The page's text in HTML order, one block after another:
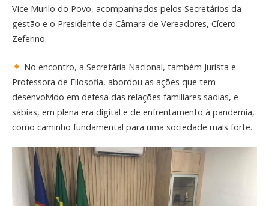
Vice Murilo do Povo, acompanhados pelos Secretários da
gestão e o Presidente da Câmara de Vereadores, Cícero
Zeferino.
No encontro, a Secretária Nacional, também Jurista e
Professora de Filosofia, abordou as ações que tem
desenvolvido em defesa das relações familiares sadias, e
sábias, em plena era digital e de enfrentamento à pandemia,
como caminho fundamental para uma sociedade mais forte.